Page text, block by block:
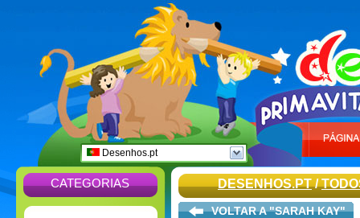
Desenhos.pt
CATEGORIAS DESENHOS.PT/
VOLTAR A "SARAH KAY"